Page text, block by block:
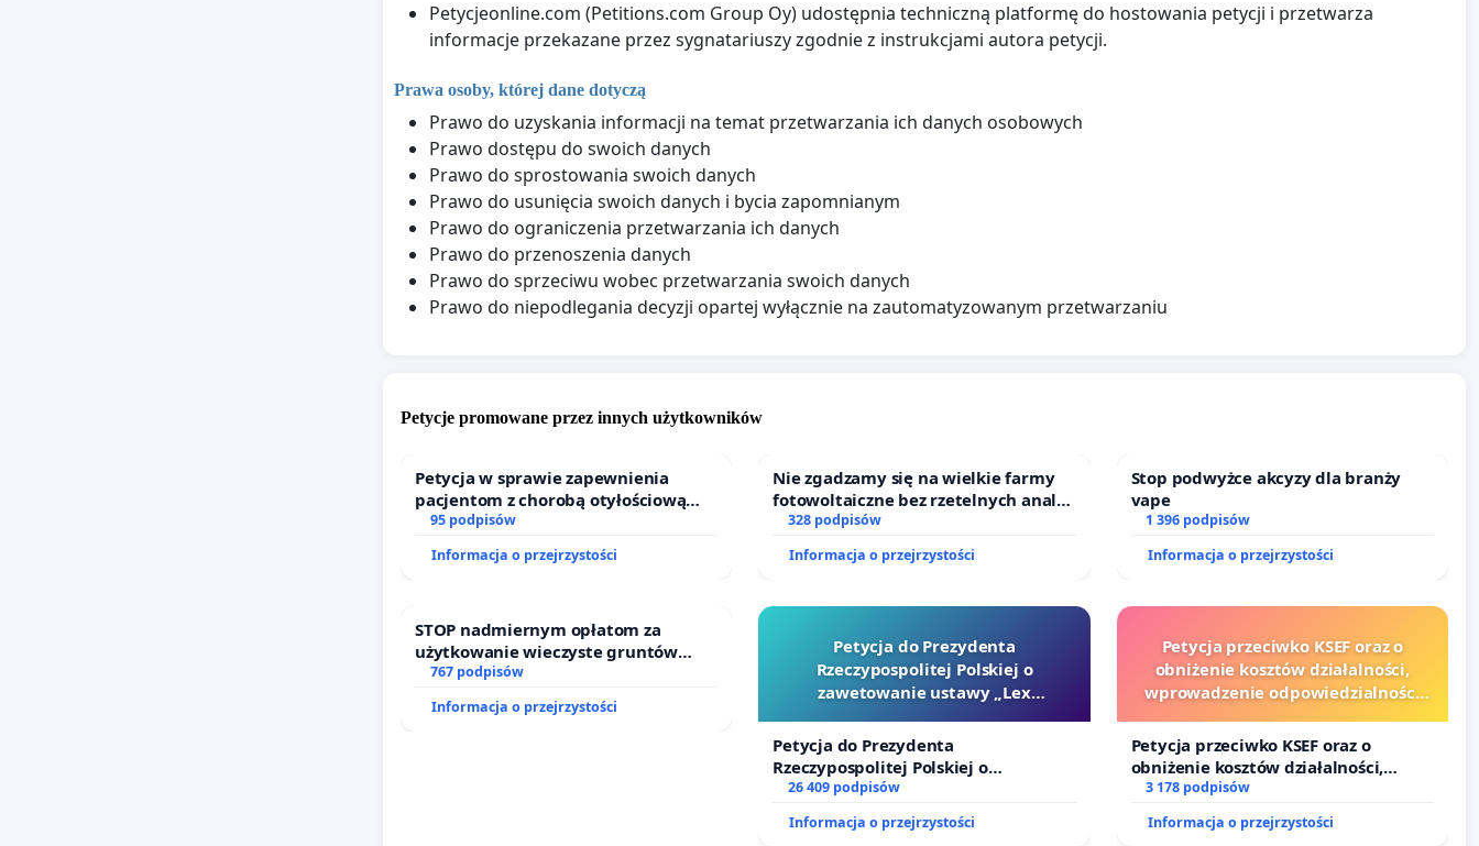
Petycjeonline.com (Petitions.com Group Oy) udostępnia techniczną platformę do hostowania petycji i przetwarza
informacje przekazane przez sygnatariuszy zgodnie z instrukcjami autora petycji.
Prawa osoby, której dane dotyczą
Prawo do uzyskania informacji na temat przetwarzania ich danych osobowych
Prawo dostępu do swoich danych
Prawo do sprostowania swoich danych
Prawo do usunięcia swoich danych i bycia zapomnianym
Prawo do ograniczenia przetwarzania ich danych
Prawo do przenoszenia danych
Prawo do sprzeciwu wobec przetwarzania swoich danych
Prawo do niepodlegania decyzji opartej wyłącznie na zautomatyzowanym przetwarzaniu
Petycje promowane przez innych użytkowników
Petycja w sprawie zapewnienia
pacjentom z chorobą otyłościową
dostępu do kompleksowego leczenia
oraz programów profilaktycznych.
95 podpisów
Informacja o przejrzystości
Nie zgadzamy się na wielkie farmy
fotowoltaiczne bez rzetelnych analiz
i akceptacji mieszkańców
328 podpisów
Informacja o przejrzystości
Stop podwyżce akcyzy dla branży
vape
1 396 podpisów
Informacja o przejrzystości
STOP nadmiernym opłatom za
użytkowanie wieczyste gruntów
zajmowanych przez rodzinne ogrody
działkowe.
767 podpisów
Informacja o przejrzystości
Petycja do Prezydenta
Rzeczypospolitej Polskiej o
zawetowanie ustawy „Lex
Petycja do Prezydenta
Rzeczypospolitej Polskiej o
zawetowanie ustawy „Lex Szarlatan”
26 409 podpisów
Informacja o przejrzystości
Petycja przeciwko KSEF oraz o
obniżenie kosztów działalności,
wprowadzenie odpowiedzialności
i sędziów
Petycja przeciwko KSEF oraz o
obniżenie kosztów działalności,
wprowadzenie odpowiedzialności
finansowej kluczowych urzędników i
sędziów
3 178 podpisów
Informacja o przejrzystości